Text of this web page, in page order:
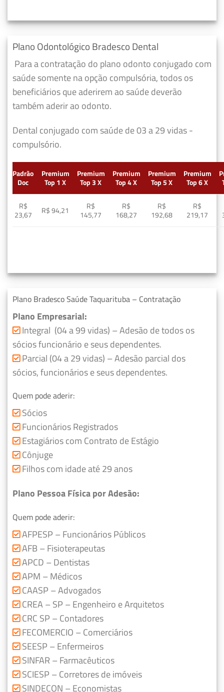
Plano Odontológico Bradesco Dental
Para a contratação do plano odonto conjugado com
saúde somente na opção compulsória, todos os
beneficiários que aderirem ao saúde deverão
também aderir ao odonto.
Dental conjugado com saúde de 03 a 29 vidas -
compulsório.
Padrão
Doc
Premium
Top 1 X
Premium
Top 3 X
Premium
Top 4 X
Premium
Top 5 X
Premium
Top 6 X
R$
23,67
R$ 94,21
R$
145,77
R$
168,27
R$
192,68
R$
219,17
Plano Bradesco Saúde Taquarituba – Contratação
Plano Empresarial:
Integral (04 a 99 vidas) – Adesão de todos os
sócios funcionário e seus dependentes.
Parcial (04 a 29 vidas) – Adesão parcial dos
sócios, funcionários e seus dependentes.
Quem pode aderir:
Sócios
Funcionários Registrados
Estagiários com Contrato de Estágio
Cônjuge
Filhos com idade até 29 anos
Plano Pessoa Física por Adesão:
Quem pode aderir:
AFPESP – Funcionários Públicos
AFB – Fisioterapeutas
APCD – Dentistas
APM – Médicos
CAASP – Advogados
CREA – SP – Engenheiro e Arquitetos
CRC SP – Contadores
FECOMERCIO – Comerciários
SEESP – Enfermeiros
SINFAR – Farmacêuticos
SCIESP – Corretores de imóveis
SINDECON – Economistas